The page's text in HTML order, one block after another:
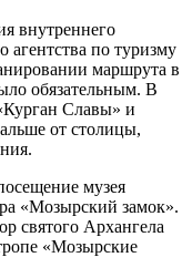
внутреннего
агентства по туризму
маршрута в
обязательным. В
Славы» и
от столицы,
музея
«Мозырский замок».
святого Архангела
«Мозырские